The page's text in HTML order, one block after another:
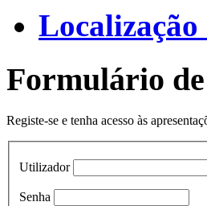
Localização
Formulário
Registe-se e tenha acesso às
Utilizador
Senha